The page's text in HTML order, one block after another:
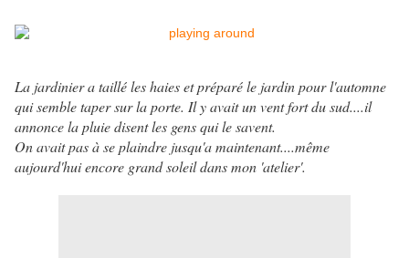
La jardinier a taillé les haies et préparé le jardin pour l'automne
qui semble taper sur la porte. Il y avait un vent fort du sud....il
annonce la pluie disent les gens qui le savent.
On avait pas à se plaindre jusqu'a maintenant....même
aujourd'hui encore grand soleil dans mon 'atelier'.